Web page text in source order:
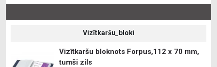
Vizītkaršu_bloki
Vizītkaršu bloknots Forpus,112 x 70 mm,
tumši zils